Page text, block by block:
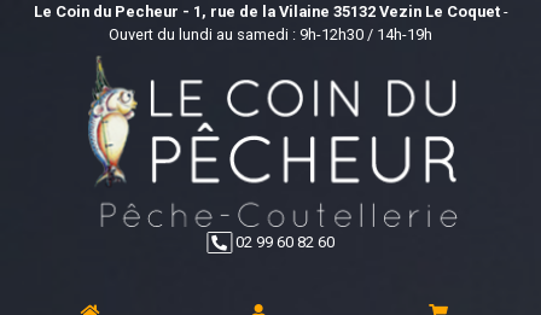
Le Coin du Pecheur - 1, rue de la Vilaine 35132 Vezin Le Coquet-
Ouvert du lundi au samedi : 9h-12h30 / 14h-19h
02 99 60 82 60